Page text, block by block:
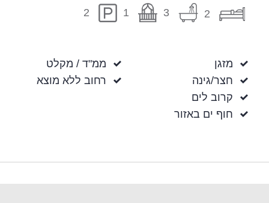
2
3
1
2
מזגן
חצר/גינה
קרוב לים
חוף ים באזור
ממ"ד / מקלט
רחוב ללא מוצא